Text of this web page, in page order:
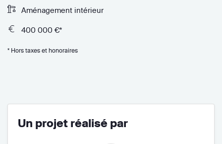
Aménagement intérieur
400 000 €*
* Hors taxes et honoraires
Un projet réalisé par